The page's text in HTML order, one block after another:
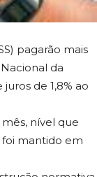
pagarão mais
da
de 1,8% ao
nível que
foi mantido em